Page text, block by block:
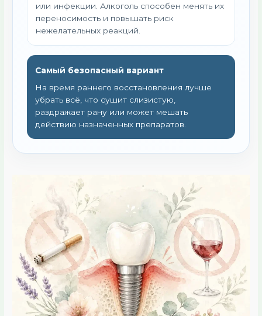
или инфекции. Алкоголь способен менять их
переносимость и повышать риск
нежелательных реакций.
Самый безопасный вариант
На время раннего восстановления лучше
убрать всё, что сушит слизистую,
раздражает рану или может мешать
действию назначенных препаратов.